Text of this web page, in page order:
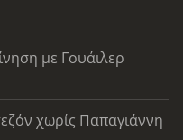
με Γουάιλερ
χωρίς Παπαγιάννη